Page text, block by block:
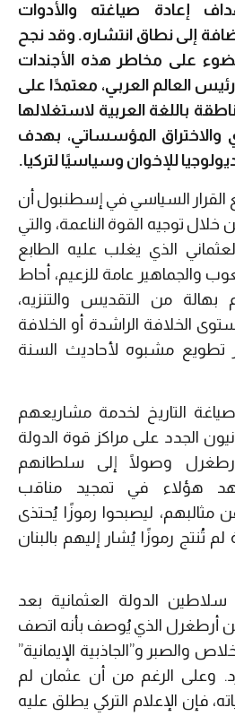
إعادة صياغته والأدوات
إلى نطاق انتشاره. وقد نجح
على مخاطر هذه الأجندات
العالم العربي، معتمدًا على
باللغة العربية لاستغلالها
والاختراق المؤسساتي، بهدف
للإخوان وسياسيًا لتركيا.
القرار السياسي في إسطنبول أن
خلال توجيه القوة الناعمة، والتي
الذي يغلب عليه الطابع
والجماهير عامة للزعيم، أحاط
بهالة من التقديس والتنزيه،
الخلافة الراشدة أو الخلافة
تطويع مشبوه لأحاديث السنة
التاريخ لخدمة مشاريعهم
الجدد على مراكز قوة الدولة
أرطغرل وصولًا إلى سلطانهم
هؤلاء في تمجيد مناقب
ليصبحوا رموزًا يُحتذى
لم تُنتج رموزًا يُشار إليهم بالبنان
سلاطين الدولة العثمانية بعد
بن أرطغرل الذي يُوصف بأنه اتصف
والصبر و”الجاذبية الإيمانية”
وعلى الرغم من أن عثمان لم
فإن الإعلام التركي يطلق عليه